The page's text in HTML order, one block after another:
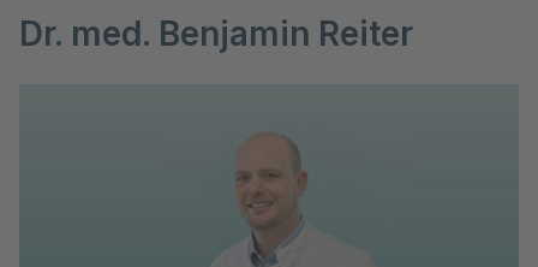
Dr. med. Benjamin Reiter